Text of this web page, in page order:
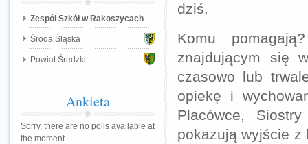
dziś.
Komu
znajdującym się
czasowo lub
opiekę i
Placówce,
pokazują wyjście z
Zespół Szkół w Rakoszycach
Środa Śląska
Powiat Średzki
Ankieta
Sorry, there are no polls available at
the moment.